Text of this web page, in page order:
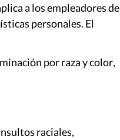
a los empleadores de
personales. El
por raza y color,
raciales,